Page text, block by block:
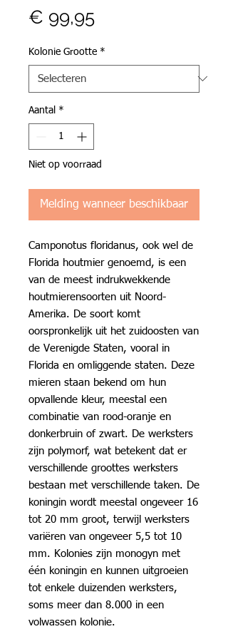
€ 99,95Prijs
Kolonie Grootte *
Aantal *
Niet op voorraad
Melding wanneer beschikbaar
Camponotus floridanus, ook wel de
Florida houtmier genoemd, is een
van de meest indrukwekkende
houtmierensoorten uit Noord-
Amerika. De soort komt
oorspronkelijk uit het zuidoosten van
de Verenigde Staten, vooral in
Florida en omliggende staten. Deze
mieren staan bekend om hun
opvallende kleur, meestal een
combinatie van rood-oranje en
donkerbruin of zwart. De werksters
zijn polymorf, wat betekent dat er
verschillende groottes werksters
bestaan met verschillende taken. De
koningin wordt meestal ongeveer 16
tot 20 mm groot, terwijl werksters
variëren van ongeveer 5,5 tot 10
mm. Kolonies zijn monogyn met
één koningin en kunnen uitgroeien
tot enkele duizenden werksters,
soms meer dan 8.000 in een
volwassen kolonie.